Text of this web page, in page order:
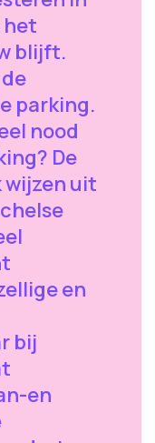
het
blijft.
parking.
nood
De
uit
en
bij
en